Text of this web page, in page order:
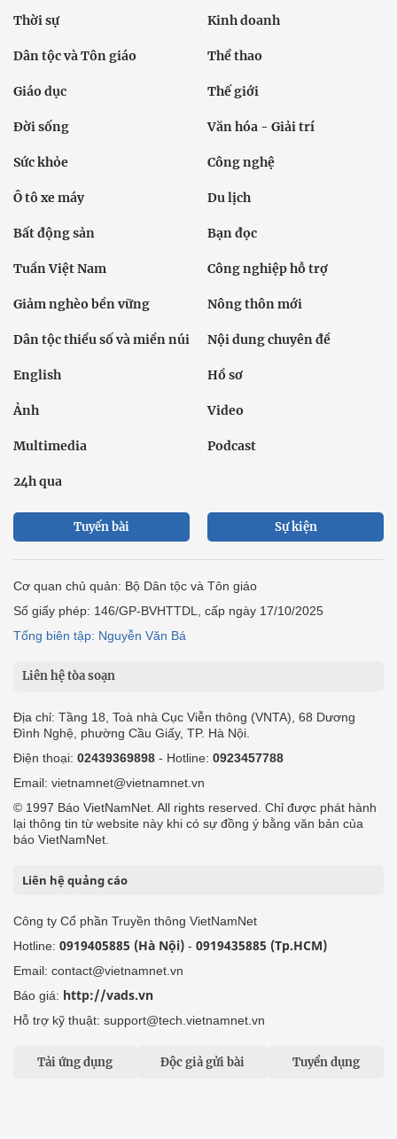
Thời sự Kinh doanh
Dân tộc và Tôn giáo Thể thao
Giáo dục Thế giới
Đời sống Văn hóa - Giải trí
Sức khỏe Công nghệ
Ô tô xe máy Du lịch
Bất động sản Bạn đọc
Tuần Việt Nam Công nghiệp hỗ trợ
Giảm nghèo bền vững Nông thôn mới
Dân tộc thiểu số và miền núi Nội dung chuyên đề
English Hồ sơ
Ảnh Video
Multimedia Podcast
24h qua
Tuyến bài Sự kiện
Cơ quan chủ quản: Bộ Dân tộc và Tôn giáo
Số giấy phép: 146/GP-BVHTTDL, cấp ngày 17/10/2025
Tổng biên tập: Nguyễn Văn Bá
Liên hệ tòa soạn
Địa chỉ: Tầng 18, Toà nhà Cục Viễn thông (VNTA), 68 Dương
Đình Nghệ, phường Cầu Giấy, TP. Hà Nội.
Điện thoại: 02439369898 - Hotline: 0923457788
Email: vietnamnet@vietnamnet.vn
© 1997 Báo VietNamNet. All rights reserved. Chỉ được phát hành
lại thông tin từ website này khi có sự đồng ý bằng văn bản của
báo VietNamNet.
Liên hệ quảng cáo
Công ty Cổ phần Truyền thông VietNamNet
Hotline: 0919405885 (Hà Nội) - 0919435885 (Tp.HCM)
Email: contact@vietnamnet.vn
Báo giá: http://vads.vn
Hỗ trợ kỹ thuật: support@tech.vietnamnet.vn
Tải ứng dụng Độc giả gửi bài Tuyển dụng